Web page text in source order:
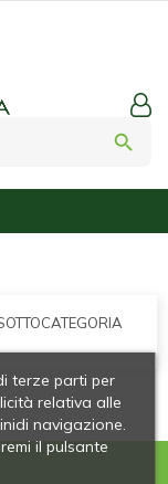
search
terze parti per
relativa alle
navigazione.
il pulsante